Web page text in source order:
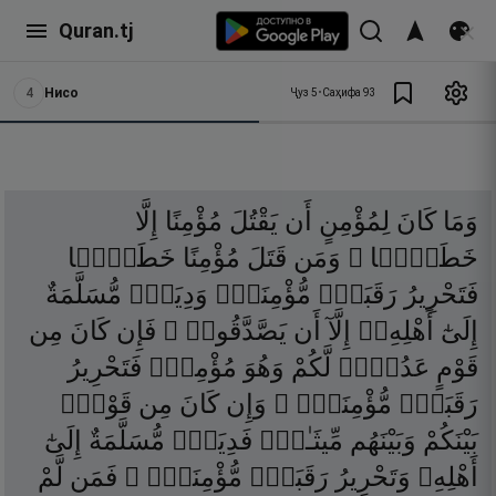
Quran.tj
4 Нисо Ҷуз 5•Саҳифа 93
وَمَا كَانَ لِمُؤْمِنٍ أَن يَقْتُلَ مُؤْمِنًا
إِلَّا
خَطَـًۭٔا ۚ وَمَن قَتَلَ مُؤْمِنًا خَطَـًۭٔا
فَتَحْرِيرُ رَقَبَةٍۢ مُّؤْمِنَةٍۢ وَدِيَةٌۭ مُّسَلَّمَةٌ
إِلَىٰٓ
أَهْلِهِۦٓ إِلَّآ أَن يَصَّدَّقُوا۟ ۚ فَإِن كَانَ مِن
قَوْمٍ عَدُوٍّۢ لَّكُمْ وَهُوَ مُؤْمِنٌۭ فَتَحْرِيرُ
رَقَبَةٍۢ مُّؤْمِنَةٍۢ ۖ وَإِن كَانَ مِن قَوْمٍۭ
بَيْنَكُمْ وَبَيْنَهُم مِّيثَـٰقٌۭ فَدِيَةٌۭ مُّسَلَّمَةٌ
إِلَىٰٓ
أَهْلِهِۦ وَتَحْرِيرُ رَقَبَةٍۢ مُّؤْمِنَةٍۢ ۖ فَمَن لَّمْ